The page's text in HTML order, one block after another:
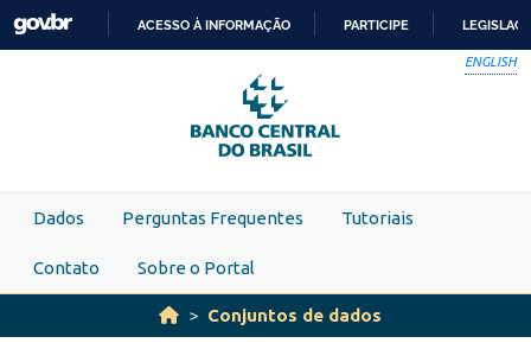
Skip to main content
PARA
O
CONTEÚDO
ACESSO À INFORMAÇÃO PARTICIPE
ENGLISH
Dados Perguntas Frequentes Tutoriais
Contato Sobre o Portal
Conjuntos de dados